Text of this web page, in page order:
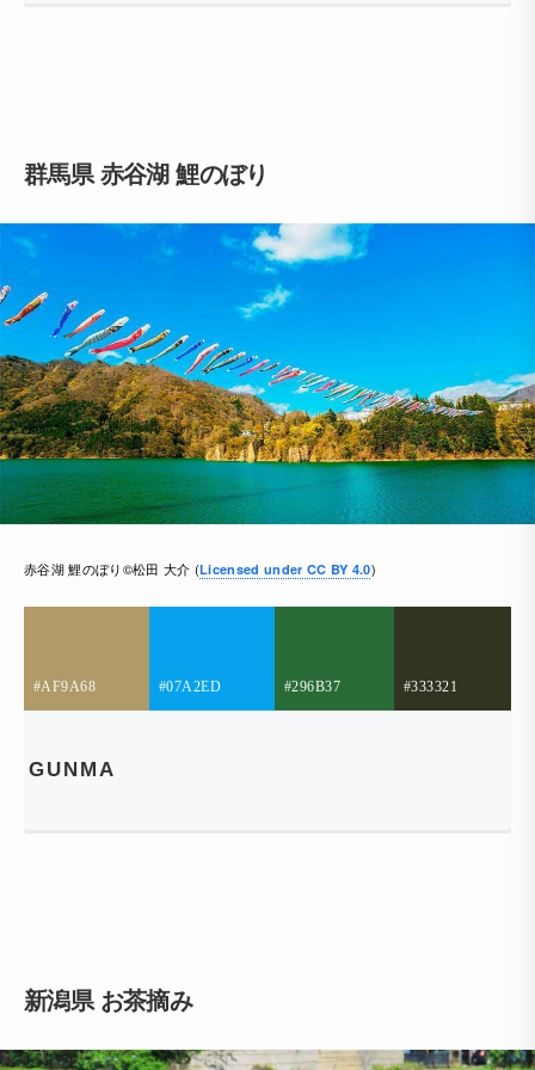
群馬県 赤谷湖 鯉のぼり
赤谷湖 鯉のぼり©松田 大介 (Licensed under CC BY 4.0)
#AF9A68 #07A2ED #296B37 #333321
GUNMA
新潟県 お茶摘み